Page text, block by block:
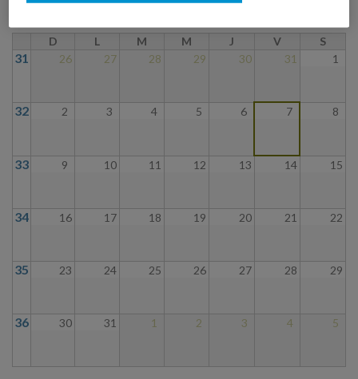
D L M M J V S
31 26 27 28 29 30 31 1
32 2 3 4 5 6 7 8
33 9 10 11 12 13 14 15
34 16 17 18 19 20 21 22
35 23 24 25 26 27 28 29
36 30 31 1 2 3 4 5